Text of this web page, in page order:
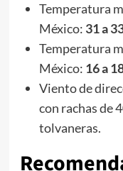
Temperatura
México: 31 a
Temperatura
México: 16 a
Viento de
con rachas de
tolvaneras.